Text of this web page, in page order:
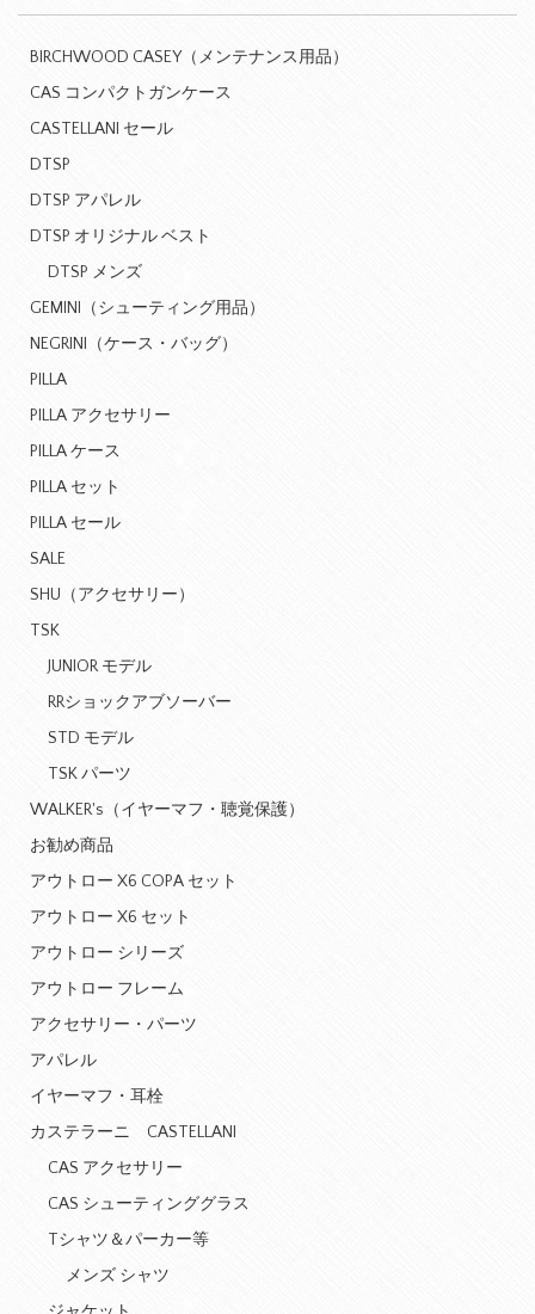
BIRCHWOOD CASEY（メンテナンス用品）
CAS コンパクトガンケース
CASTELLANI セール
DTSP
DTSP アパレル
DTSP オリジナル ベスト
DTSP メンズ
GEMINI（シューティング用品）
NEGRINI（ケース・バッグ）
PILLA
PILLA アクセサリー
PILLA ケース
PILLA セット
PILLA セール
SALE
SHU（アクセサリー）
TSK
JUNIOR モデル
RRショックアブソーバー
STD モデル
TSK パーツ
WALKER's（イヤーマフ・聴覚保護）
お勧め商品
アウトロー X6 COPA セット
アウトロー X6 セット
アウトロー シリーズ
アウトロー フレーム
アクセサリー・パーツ
アパレル
イヤーマフ・耳栓
カステラーニ CASTELLANI
CAS アクセサリー
CAS シューティンググラス
Tシャツ＆パーカー等
メンズ シャツ